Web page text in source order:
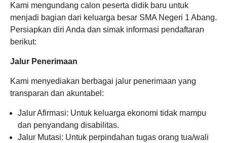
Kami mengundang calon peserta didik baru untuk
menjadi bagian dari keluarga besar SMA Negeri 1 Abang.
Persiapkan diri Anda dan simak informasi pendaftaran
berikut:
Jalur Penerimaan
Kami menyediakan berbagai jalur penerimaan yang
transparan dan akuntabel:
Jalur Afirmasi: Untuk keluarga ekonomi tidak mampu
dan penyandang disabilitas.
Jalur Mutasi: Untuk perpindahan tugas orang tua/wali